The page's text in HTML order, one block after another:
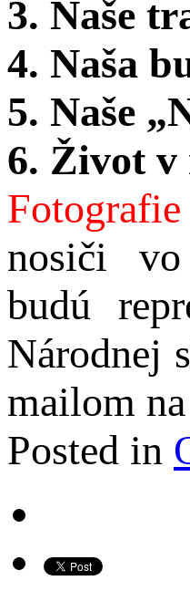
3. Naše
4. Naša
5. Naše
6. Život v
nosiči vo
budú
Národnej
mailom
Posted in